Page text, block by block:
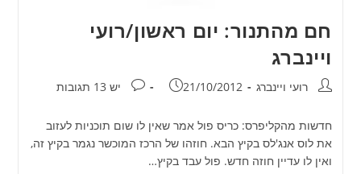
חם מהתנור: יום ראשון/רועי
ויינברג
מחבר:רועי ויינברג פורסם:
21/10/2012 תגובות:
יש 13 תגובות
חדשות מהקליפרס: כריס פול אמר שאין לו שום תוכניות לעזוב
את לוס אנג'לס בקיץ הבא. חוזהו של הרכז המוכשר נגמר בקיץ זה,
ואין לו עדיין חוזה חדש. פול עבד בקיץ…